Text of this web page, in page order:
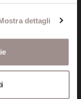
dettagli